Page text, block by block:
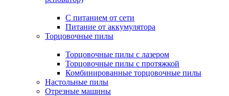
С питанием от сети
Питание от аккумулятора
Торцовочные пилы
Торцовочные пилы с лазером
Торцовочные пилы с протяжкой
Комбинированные торцовочные пилы
Настольные пилы
Отрезные машины